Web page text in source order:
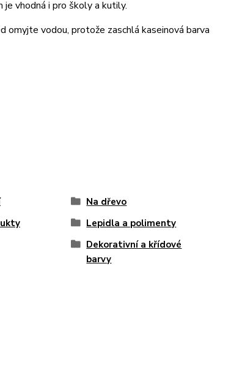
vhodná i pro školy a kutily.
omyjte vodou, protože zaschlá kaseinová barva
Na dřevo
Lepidla a polimenty
Dekorativní a křídové
barvy